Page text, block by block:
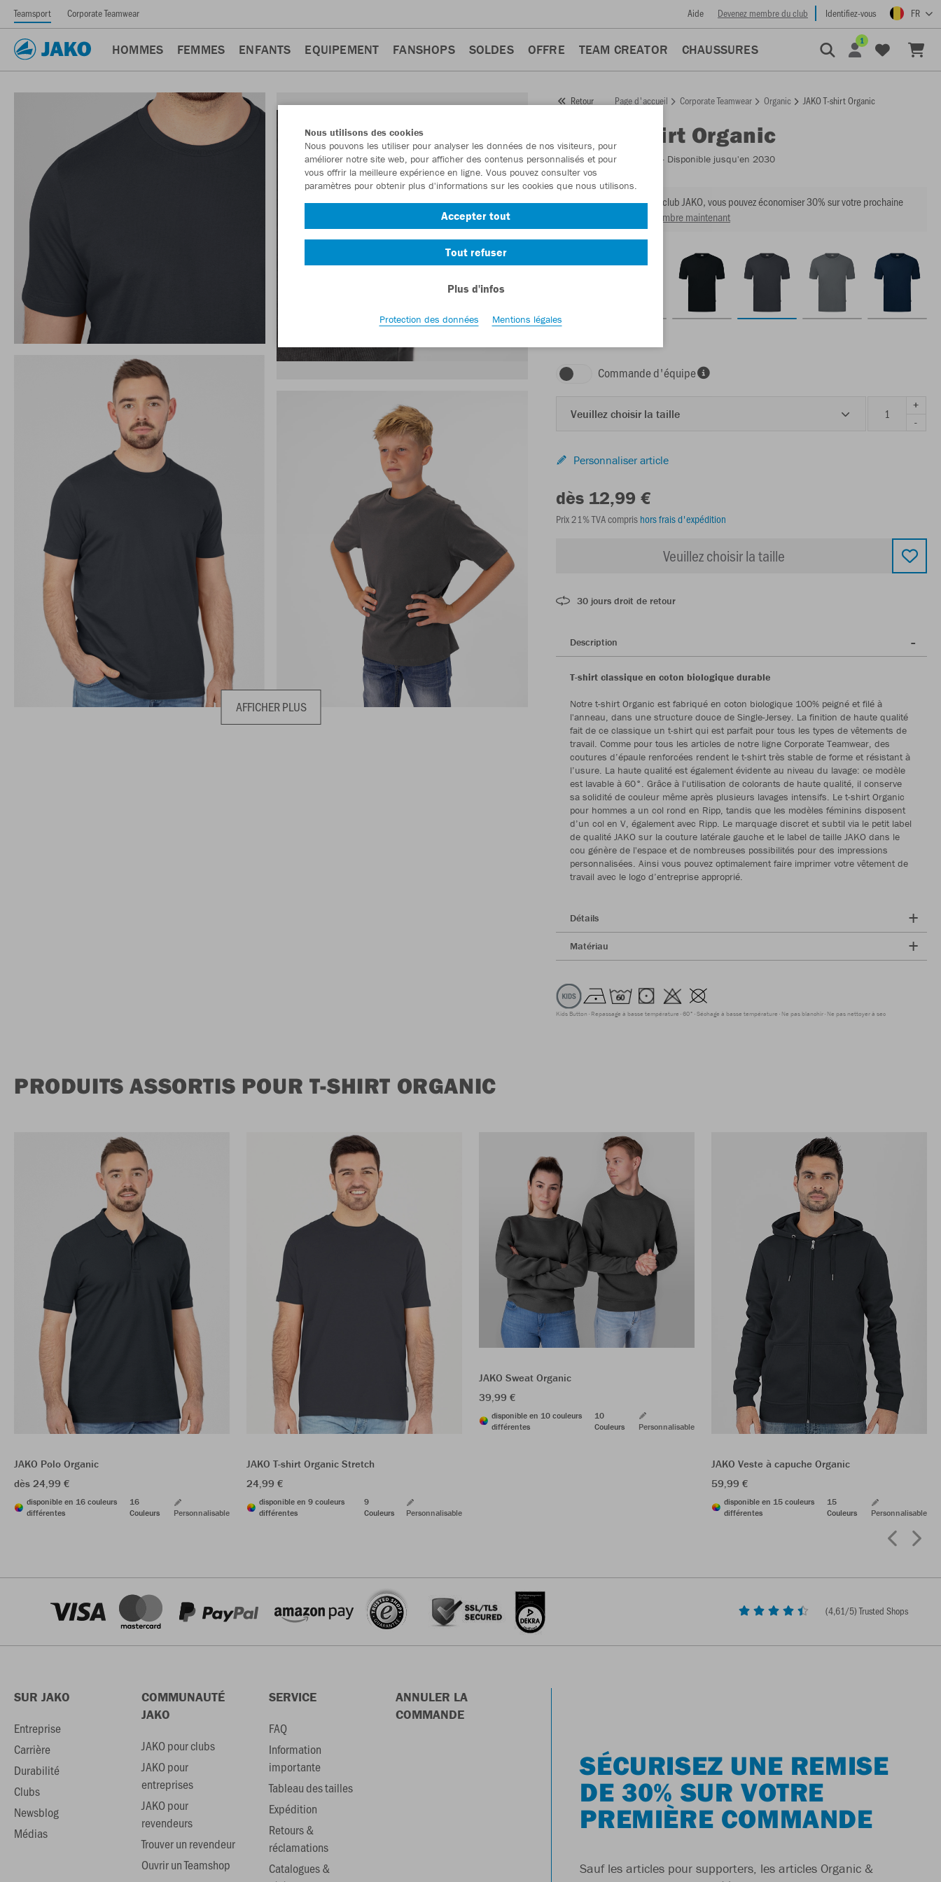
Teamsport Corporate Teamwear Aide Devenez membre du club Identifiez-vous FR
HOMMES FEMMES ENFANTS EQUIPEMENT FANSHOPS SOLDES OFFRE TEAM CREATOR CHAUSSURES
1
AFFICHER PLUS
Retour Page d'accueil Corporate Teamwear Organic JAKO T-shirt Organic
T-shirt Organic
Numéro d’article: - Disponible jusqu'en 2030
En tant que membre du club JAKO, vous pouvez économiser 30% sur votre prochaine
Devenir membre maintenant
Commande d'équipe
Veuillez choisir la taille
+
-
Personnaliser article
dès 12,99 €
Prix 21% TVA compris hors frais d'expédition
Veuillez choisir la taille
30 jours droit de retour
Description
T-shirt classique en coton biologique durable
Notre t-shirt Organic est fabriqué en coton biologique 100% peigné et filé à
l'anneau, dans une structure douce de Single-Jersey. La finition de haute qualité
fait de ce classique un t-shirt qui est parfait pour tous les types de vêtements de
travail. Comme pour tous les articles de notre ligne Corporate Teamwear, des
coutures d’épaule renforcées rendent le t-shirt très stable de forme et résistant à
l’usure. La haute qualité est également évidente au niveau du lavage: ce modèle
est lavable à 60°. Grâce à l'utilisation de colorants de haute qualité, il conserve
sa solidité de couleur même après plusieurs lavages intensifs. Le t-shirt Organic
pour hommes a un col rond en Ripp, tandis que les modèles féminins disposent
d’un col en V, également avec Ripp. Le marquage discret et subtil via le petit label
de qualité JAKO sur la couture latérale gauche et le label de taille JAKO dans le
cou génère de l'espace et de nombreuses possibilités pour des impressions
personnalisées. Ainsi vous pouvez optimalement faire imprimer votre vêtement de
travail avec le logo d’entreprise approprié.
Détails
Matériau
Kids Button Repassage à basse température 60° Séchage à basse température Ne pas blanchir Ne pas nettoyer à sec
PRODUITS ASSORTIS POUR T-SHIRT ORGANIC
JAKO Polo Organic
dès 24,99 €
disponible en 16 couleurs
différentes
16
Couleurs
Personnalisable
JAKO T-shirt Organic Stretch
24,99 €
disponible en 9 couleurs
différentes
9
Couleurs
Personnalisable
JAKO Sweat Organic
39,99 €
disponible en 10 couleurs
différentes
10
Couleurs
Personnalisable
JAKO Veste à capuche Organic
59,99 €
disponible en 15 couleurs
différentes
15
Couleurs
Personnalisable
(4,61/5) Trusted Shops
SUR JAKO
Entreprise
Carrière
Durabilité
Clubs
Newsblog
Médias
COMMUNAUTÉ
JAKO
JAKO pour clubs
JAKO pour
entreprises
JAKO pour
revendeurs
Trouver un revendeur
Ouvrir un Teamshop
SERVICE
FAQ
Information
importante
Tableau des tailles
Expédition
Retours &
réclamations
Catalogues &
ANNULER LA
COMMANDE
SÉCURISEZ UNE REMISE
DE 30% SUR VOTRE
PREMIÈRE COMMANDE
Sauf les articles pour supporters, les articles Organic &
Nous utilisons des cookies
Nous pouvons les utiliser pour analyser les données de nos visiteurs, pour
améliorer notre site web, pour afficher des contenus personnalisés et pour
vous offrir la meilleure expérience en ligne. Vous pouvez consulter vos
paramètres pour obtenir plus d'informations sur les cookies que nous utilisons.
Accepter tout
Tout refuser
Plus d'infos
Protection des données Mentions légales